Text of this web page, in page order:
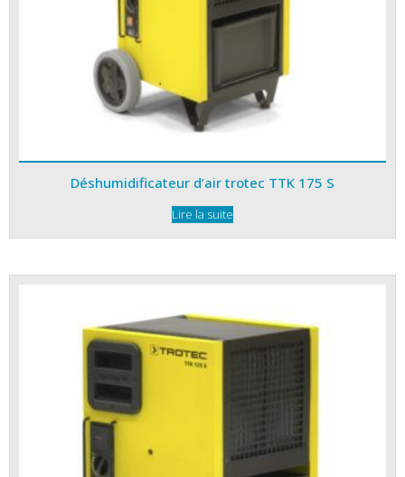
Déshumidificateur d’air trotec TTK 175 S
Lire la suite